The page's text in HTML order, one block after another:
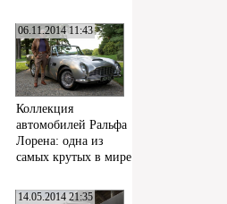
06.11.2014 11:43
Коллекция
автомобилей Ральфа
Лорена: одна из
самых крутых в мире
14.05.2014 21:35